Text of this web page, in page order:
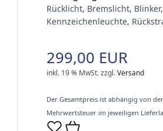
Rücklicht, Bremslicht, Blinker,
Kennzeichenleuchte,
299,00 EUR
inkl. 19 % MwSt.zzgl.Versand
Der Gesamtpreis ist abhängig von der
Mehrwertsteuer im jeweiligen